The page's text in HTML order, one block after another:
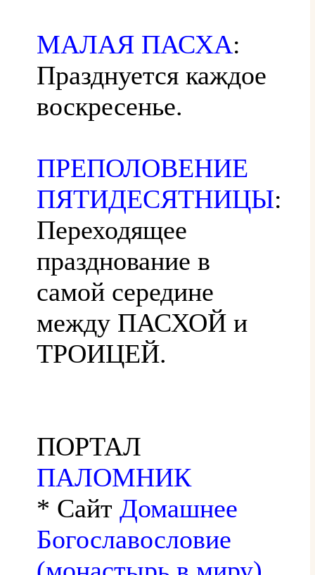
МАЛАЯ ПАСХА:
Празднуется каждое
воскресенье.
ПРЕПОЛОВЕНИЕ
ПЯТИДЕСЯТНИЦЫ:
Переходящее
празднование в
самой середине
между ПАСХОЙ и
ТРОИЦЕЙ.
ПОРТАЛ
ПАЛОМНИК
* Сайт Домашнее
Богославословие